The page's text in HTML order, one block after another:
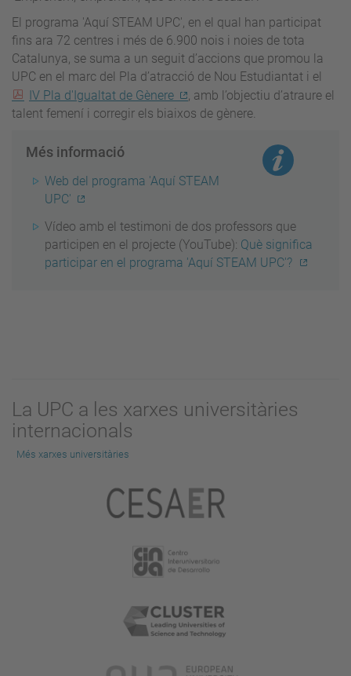
El programa 'Aquí STEAM UPC', en el qual han participat
fins ara 72 centres i més de 6.900 nois i noies de tota
Catalunya, se suma a un seguit d’accions que promou la
UPC en el marc del Pla d’atracció de Nou Estudiantat i el
IV Pla d'Igualtat de Gènere
, amb l’objectiu d’atraure el
talent femení i corregir els biaixos de gènere.
Més informació
Web del programa 'Aquí STEAM
UPC'
Vídeo amb el testimoni de dos professors que
participen en el projecte (YouTube): Què significa
participar en el programa 'Aquí STEAM UPC'?
La UPC a les xarxes universitàries
internacionals
Més xarxes universitàries